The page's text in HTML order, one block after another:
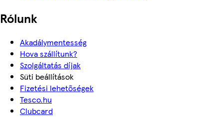
Rólunk
Akadálymentesség
Hova szállítunk?
Szolgáltatás díjak
Süti beállítások
Fizetési lehetőségek
Tesco.hu
Clubcard